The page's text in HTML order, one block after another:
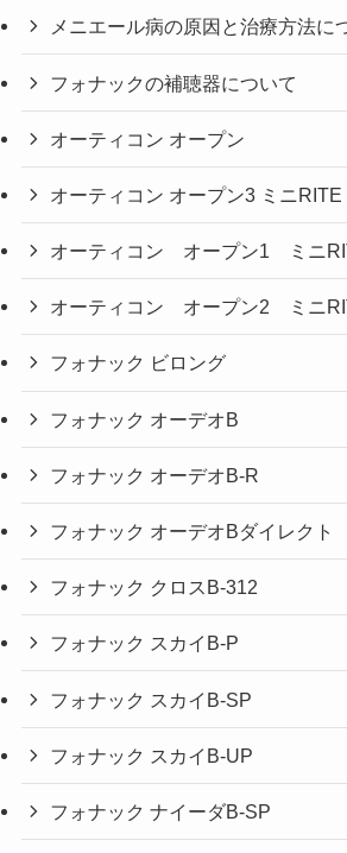
メニエール病の原因と治療方法に
フォナックの補聴器について
オーティコン オープン
オーティコン オープン3 ミニRITE
オーティコン オープン1 ミニ
オーティコン オープン2 ミニ
フォナック ビロング
フォナック オーデオB
フォナック オーデオB-R
フォナック オーデオBダイレクト
フォナック クロスB-312
フォナック スカイB-P
フォナック スカイB-SP
フォナック スカイB-UP
フォナック ナイーダB-SP